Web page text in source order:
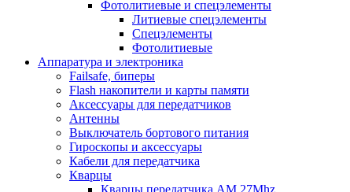
Фотолитиевые и спецэлементы
Литиевые спецэлементы
Спецэлементы
Фотолитиевые
Аппаратура и электроника
Failsafe, биперы
Flash накопители и карты памяти
Аксессуары для передатчиков
Антенны
Выключатель бортового питания
Гироскопы и аксессуары
Кабели для передатчика
Кварцы
Кварцы передатчика AM 27Mhz